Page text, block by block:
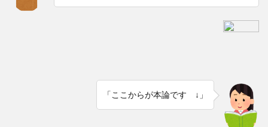
「ここからが本論です ↓」